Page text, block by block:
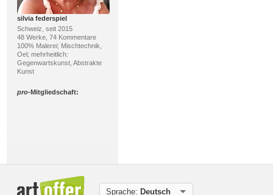
silvia federspiel
Schweiz, seit 2015
48 Werke, 74 Kommentare
100% Malerei; Mischtechnik,
Oel; mehrheitlich:
Gegenwartskunst, Abstrakte
Kunst
pro-Mitgliedschaft:
Sprache: Deutsch